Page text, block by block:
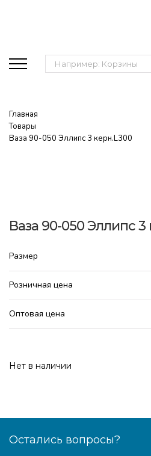
Поиск:
Главная
Товары
Ваза 90-050 Эллипс 3 керн.L300
Ваза 90-050 Эллипс 3
Размер
Розничная цена
Оптовая цена
Нет в наличии
Остались вопросы?